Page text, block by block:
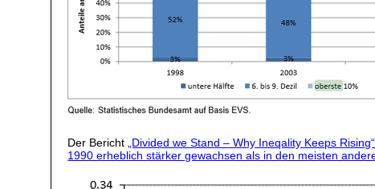
Der Bericht „Divided we Stand – Why Ineqality Keeps Rising“
1990 erheblich stärker gewachsen als in den meisten